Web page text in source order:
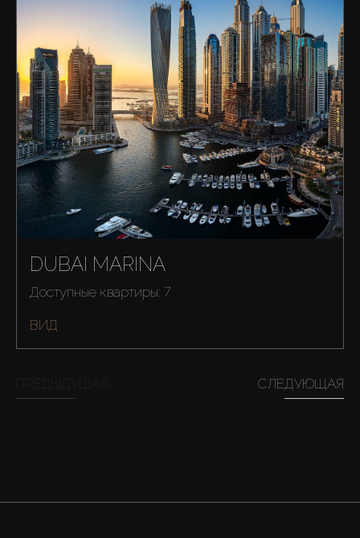
DUBAI MARINA
Доступные квартиры: 7
ВИД
СЛЕДУЮЩАЯ